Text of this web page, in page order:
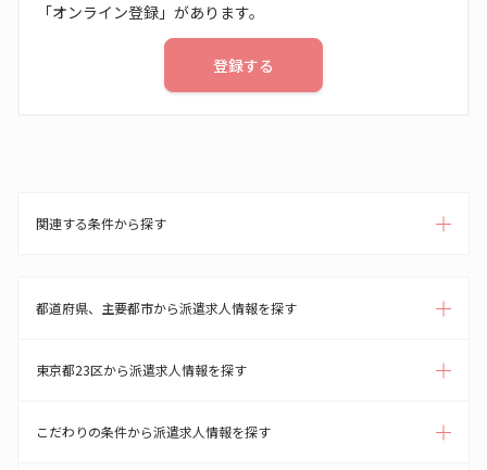
「オンライン登録」があります。
登録する
関連する条件から探す
都道府県、主要都市から派遣求人情報を探す
東京都23区から派遣求人情報を探す
こだわりの条件から派遣求人情報を探す